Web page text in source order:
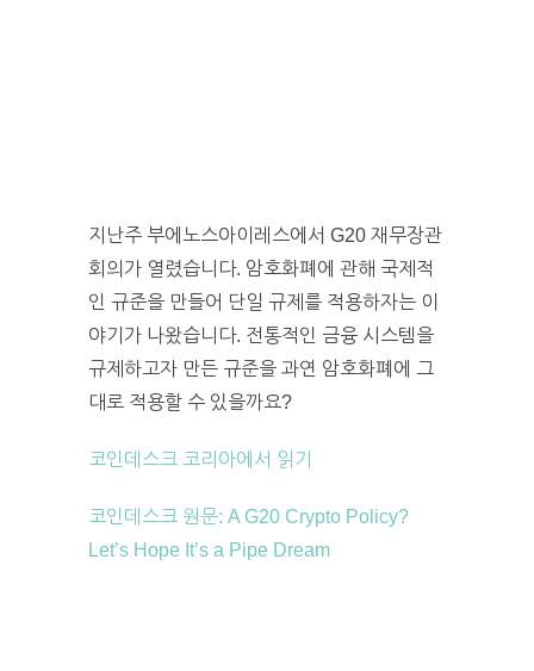
지난주 부에노스아이레스에서 G20 재무장관
회의가 열렸습니다. 암호화폐에 관해 국제적
인 규준을 만들어 단일 규제를 적용하자는 이
야기가 나왔습니다. 전통적인 금융 시스템을
규제하고자 만든 규준을 과연 암호화폐에 그
대로 적용할 수 있을까요?
코인데스크 코리아에서 읽기
코인데스크 원문: A G20 Crypto Policy?
Let’s Hope It’s a Pipe Dream